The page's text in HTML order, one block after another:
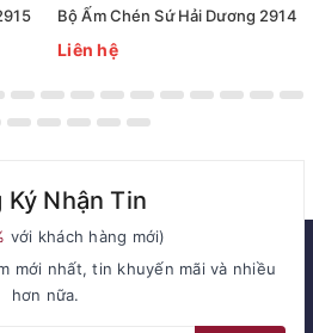
Bộ Ấm Chén Sứ Hải Dương 2914
Liên hệ
Ký Nhận Tin
với khách hàng mới)
mới nhất, tin khuyến mãi và nhiều
hơn nữa.